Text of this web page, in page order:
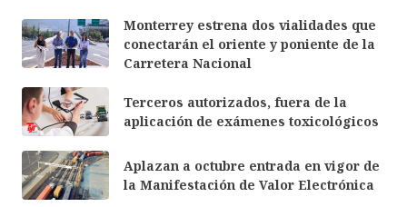
Monterrey estrena dos vialidades que
conectarán el oriente y poniente de la
Carretera Nacional
Terceros autorizados, fuera de la
aplicación de exámenes toxicológicos
Aplazan a octubre entrada en vigor de
la Manifestación de Valor Electrónica